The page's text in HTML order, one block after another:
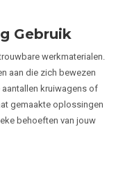
Gebruik
werkmaterialen.
aan die zich bewezen
kruiwagens of
gemaakte oplossingen
behoeften van jouw